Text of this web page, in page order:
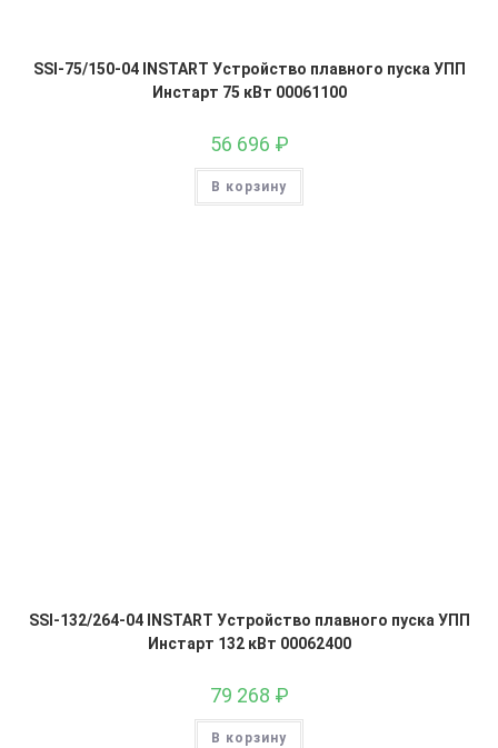
SSI-75/150-04 INSTART Устройство плавного пуска УПП
Инстарт 75 кВт 00061100
56 696 ₽
В корзину
SSI-132/264-04 INSTART Устройство плавного пуска УПП
Инстарт 132 кВт 00062400
79 268 ₽
В корзину